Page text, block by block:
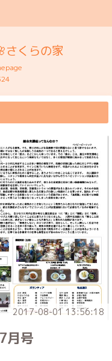
さくらの家
2017-08-01 13:56:18
月号